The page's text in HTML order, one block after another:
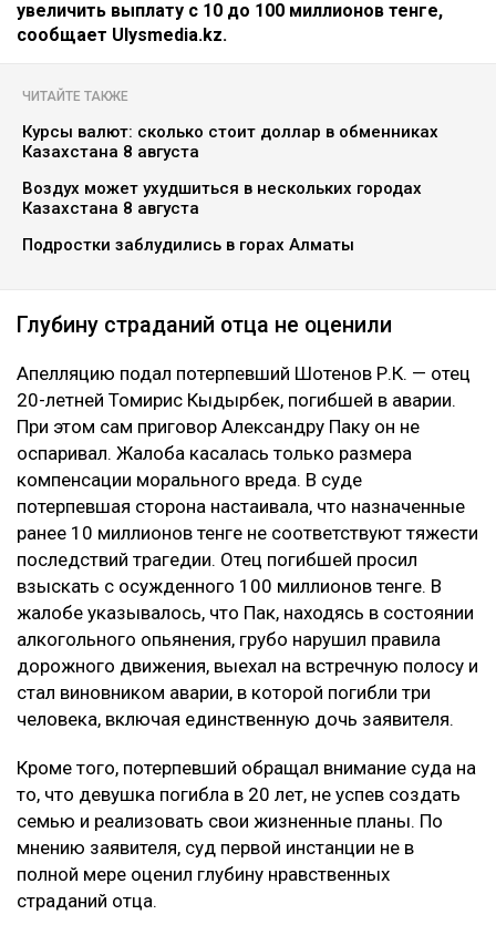
увеличить выплату с 10 до 100 миллионов тенге,
сообщает Ulysmedia.kz.
ЧИТАЙТЕ ТАКЖЕ
Курсы валют: сколько стоит доллар в обменниках
Казахстана 8 августа
Воздух может ухудшиться в нескольких городах
Казахстана 8 августа
Подростки заблудились в горах Алматы
Глубину страданий отца не оценили
Апелляцию подал потерпевший Шотенов Р.К. — отец
20-летней Томирис Кыдырбек, погибшей в аварии.
При этом сам приговор Александру Паку он не
оспаривал. Жалоба касалась только размера
компенсации морального вреда. В суде
потерпевшая сторона настаивала, что назначенные
ранее 10 миллионов тенге не соответствуют тяжести
последствий трагедии. Отец погибшей просил
взыскать с осужденного 100 миллионов тенге. В
жалобе указывалось, что Пак, находясь в состоянии
алкогольного опьянения, грубо нарушил правила
дорожного движения, выехал на встречную полосу и
стал виновником аварии, в которой погибли три
человека, включая единственную дочь заявителя.
Кроме того, потерпевший обращал внимание суда на
то, что девушка погибла в 20 лет, не успев создать
семью и реализовать свои жизненные планы. По
мнению заявителя, суд первой инстанции не в
полной мере оценил глубину нравственных
страданий отца.